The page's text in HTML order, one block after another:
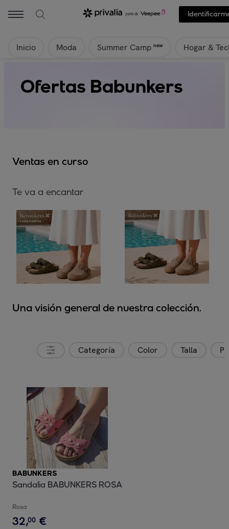
Inicio Moda Summer Camp new Hogar &
Ofertas Babunkers
Ventas en curso
Te va a encantar
Una visión general de nuestra colección.
Categoría Color Talla
BABUNKERS
Sandalia BABUNKERS ROSA
Rosa
32,00 €